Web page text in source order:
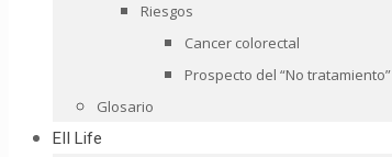
Riesgos
Cancer colorectal
Prospecto del “No tratamiento”
Glosario
EII Life